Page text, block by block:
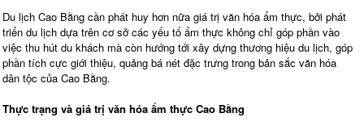
Du lịch Cao Bằng cần phát huy hơn nữa giá trị văn hóa ẩm thực, bởi phát
triển du lịch dựa trên cơ sở các yếu tố ẩm thực không chỉ góp phần vào
việc thu hút du khách mà còn hướng tới xây dựng thương hiệu du lịch, góp
phần tích cực giới thiệu, quảng bá nét đặc trưng trong bản sắc văn hóa
dân tộc của Cao Bằng.
Thực trạng và giá trị văn hóa ẩm thực Cao Bằng